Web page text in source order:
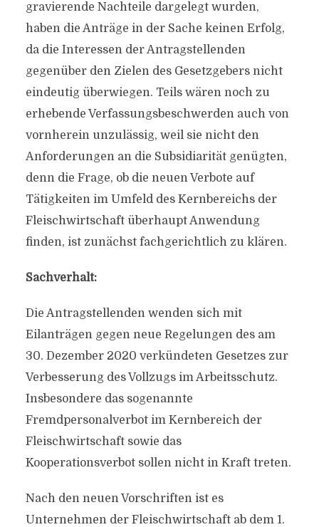
gravierende Nachteile dargelegt wurden,
haben die Anträge in der Sache keinen Erfolg,
da die Interessen der Antragstellenden
gegenüber den Zielen des Gesetzgebers nicht
eindeutig überwiegen. Teils wären noch zu
erhebende Verfassungsbeschwerden auch von
vornherein unzulässig, weil sie nicht den
Anforderungen an die Subsidiarität genügten,
denn die Frage, ob die neuen Verbote auf
Tätigkeiten im Umfeld des Kernbereichs der
Fleischwirtschaft überhaupt Anwendung
finden, ist zunächst fachgerichtlich zu klären.
Sachverhalt:
Die Antragstellenden wenden sich mit
Eilanträgen gegen neue Regelungen des am
30. Dezember 2020 verkündeten Gesetzes zur
Verbesserung des Vollzugs im Arbeitsschutz.
Insbesondere das sogenannte
Fremdpersonalverbot im Kernbereich der
Fleischwirtschaft sowie das
Kooperationsverbot sollen nicht in Kraft treten.
Nach den neuen Vorschriften ist es
Unternehmen der Fleischwirtschaft ab dem 1.